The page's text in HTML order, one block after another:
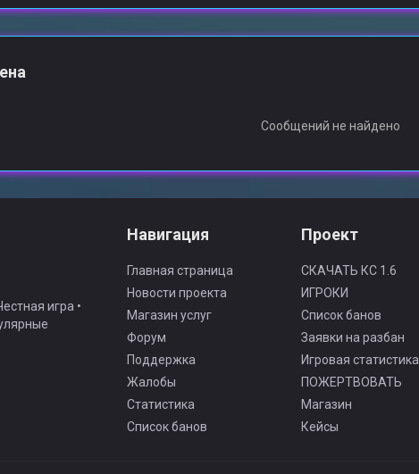
Сообщений не найдено
игра •
Навигация
Главная страница
Новости проекта
Магазин услуг
Форум
Поддержка
Жалобы
Статистика
Список банов
Проект
СКАЧАТЬ КС 1.6
ИГРОКИ
Список банов
Заявки на разбан
Игровая статистика
ПОЖЕРТВОВАТЬ
Магазин
Кейсы